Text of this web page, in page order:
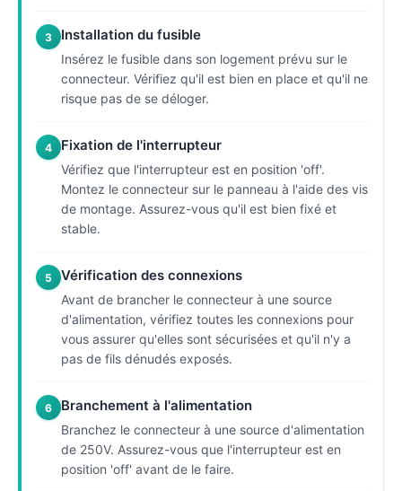
3 Installation du fusible
Insérez le fusible dans son logement prévu sur le
connecteur. Vérifiez qu'il est bien en place et qu'il ne
risque pas de se déloger.
4 Fixation de l'interrupteur
Vérifiez que l'interrupteur est en position 'off'.
Montez le connecteur sur le panneau à l'aide des vis
de montage. Assurez-vous qu'il est bien fixé et
stable.
5 Vérification des connexions
Avant de brancher le connecteur à une source
d'alimentation, vérifiez toutes les connexions pour
vous assurer qu'elles sont sécurisées et qu'il n'y a
pas de fils dénudés exposés.
6 Branchement à l'alimentation
Branchez le connecteur à une source d'alimentation
de 250V. Assurez-vous que l'interrupteur est en
position 'off' avant de le faire.